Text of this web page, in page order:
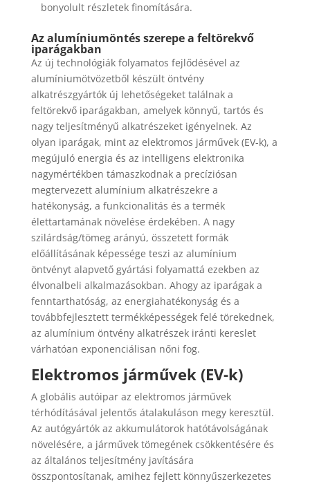
bonyolult részletek finomítására.
Az alumíniumöntés szerepe a feltörekvő
iparágakban
Az új technológiák folyamatos fejlődésével az
alumíniumötvözetből készült öntvény
alkatrészgyártók új lehetőségeket találnak a
feltörekvő iparágakban, amelyek könnyű, tartós és
nagy teljesítményű alkatrészeket igényelnek. Az
olyan iparágak, mint az elektromos járművek (EV-k), a
megújuló energia és az intelligens elektronika
nagymértékben támaszkodnak a precíziósan
megtervezett alumínium alkatrészekre a
hatékonyság, a funkcionalitás és a termék
élettartamának növelése érdekében. A nagy
szilárdság/tömeg arányú, összetett formák
előállításának képessége teszi az alumínium
öntvényt alapvető gyártási folyamattá ezekben az
élvonalbeli alkalmazásokban. Ahogy az iparágak a
fenntarthatóság, az energiahatékonyság és a
továbbfejlesztett termékképességek felé törekednek,
az alumínium öntvény alkatrészek iránti kereslet
várhatóan exponenciálisan nőni fog.
Elektromos járművek (EV-k)
A globális autóipar az elektromos járművek
térhódításával jelentős átalakuláson megy keresztül.
Az autógyártók az akkumulátorok hatótávolságának
növelésére, a járművek tömegének csökkentésére és
az általános teljesítmény javítására
összpontosítanak, amihez fejlett könnyűszerkezetes